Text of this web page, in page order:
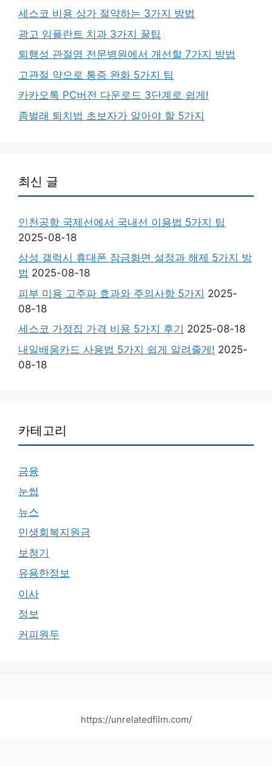
세스코 비용 상가 절약하는 3가지 방법
광고 임플란트 치과 3가지 꿀팁
퇴행성 관절염 전문병원에서 개선할 7가지 방법
고관절 약으로 통증 완화 5가지 팁
카카오톡 PC버전 다운로드 3단계로 쉽게!
좀벌래 퇴치법 초보자가 알아야 할 5가지
최신 글
인천공항 국제선에서 국내선 이용법 5가지 팁
2025-08-18
삼성 갤럭시 휴대폰 잠금화면 설정과 해제 5가지 방
법 2025-08-18
피부 미용 고주파 효과와 주의사항 5가지 2025-
08-18
세스코 가정집 가격 비용 5가지 후기 2025-08-18
내일배움카드 사용법 5가지 쉽게 알려줄게! 2025-
08-18
카테고리
금융
눈썹
뉴스
민생회복지원금
보청기
유용한정보
이사
정보
커피원두
https://unrelatedfilm.com/